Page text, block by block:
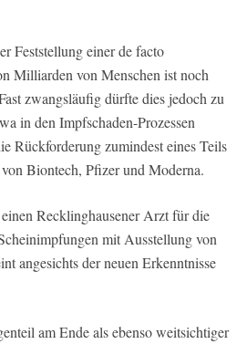
Feststellung einer de facto
Milliarden von Menschen ist noch
zwangsläufig dürfte dies jedoch zu
in den Impfschaden-Prozessen
Rückforderung zumindest eines Teils
Biontech, Pfizer und Moderna.
Recklinghausener Arzt für die
mit Ausstellung von
angesichts der neuen Erkenntnisse
am Ende als ebenso weitsichtiger